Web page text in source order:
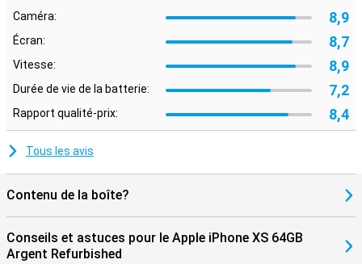
Caméra: 8,9
Écran: 8,7
Vitesse: 8,9
Durée de vie de la batterie: 7,2
Rapport qualité-prix: 8,4
Tous les avis
Contenu de la boîte?
Conseils et astuces pour le Apple iPhone XS 64GB
Argent Refurbished